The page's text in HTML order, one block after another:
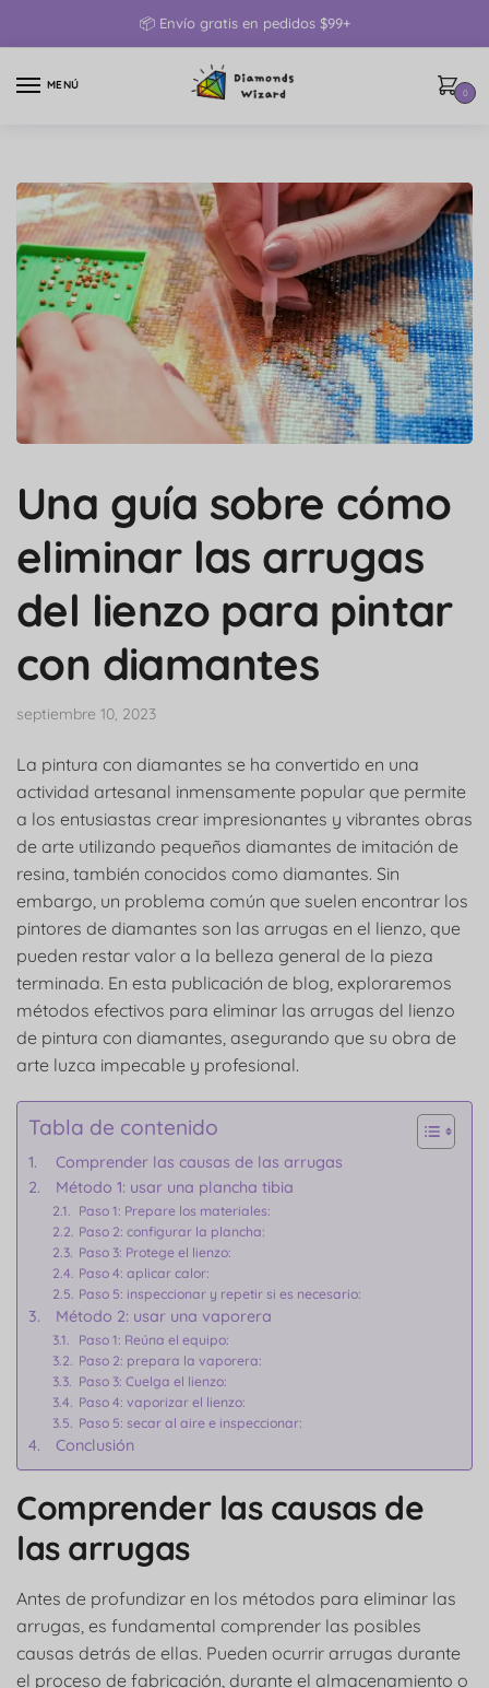
📦 Envío gratis en pedidos $99+
MENÚ
0
Una guía sobre cómo
eliminar las arrugas
del lienzo para pintar
con diamantes
septiembre 10, 2023
La pintura con diamantes se ha convertido en una
actividad artesanal inmensamente popular que permite
a los entusiastas crear impresionantes y vibrantes obras
de arte utilizando pequeños diamantes de imitación de
resina, también conocidos como diamantes. Sin
embargo, un problema común que suelen encontrar los
pintores de diamantes son las arrugas en el lienzo, que
pueden restar valor a la belleza general de la pieza
terminada. En esta publicación de blog, exploraremos
métodos efectivos para eliminar las arrugas del lienzo
de pintura con diamantes, asegurando que su obra de
arte luzca impecable y profesional.
Tabla de contenido
Comprender las causas de las arrugas
Método 1: usar una plancha tibia
Paso 1: Prepare los materiales:
Paso 2: configurar la plancha:
Paso 3: Protege el lienzo:
Paso 4: aplicar calor:
Paso 5: inspeccionar y repetir si es necesario:
Método 2: usar una vaporera
Paso 1: Reúna el equipo:
Paso 2: prepara la vaporera:
Paso 3: Cuelga el lienzo:
Paso 4: vaporizar el lienzo:
Paso 5: secar al aire e inspeccionar:
Conclusión
Comprender las causas de
las arrugas
Antes de profundizar en los métodos para eliminar las
arrugas, es fundamental comprender las posibles
causas detrás de ellas. Pueden ocurrir arrugas durante
el proceso de fabricación, durante el almacenamiento o